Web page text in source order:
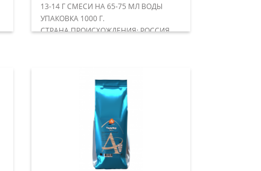
13-14 Г СМЕСИ НА 65-75 МЛ ВОДЫ
УПАКОВКА 1000 Г.
​СТРАНА ПРОИСХОЖДЕНИЯ: РОССИЯ